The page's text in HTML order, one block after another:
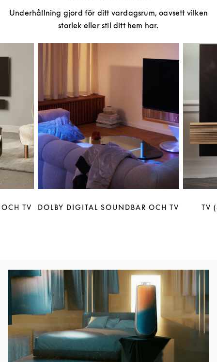
Underhållning gjord för ditt vardagsrum, oavsett vilken
storlek eller stil ditt hem har.
TV DOLBY DIGITAL SOUNDBAR OCH TV TV
Event Image